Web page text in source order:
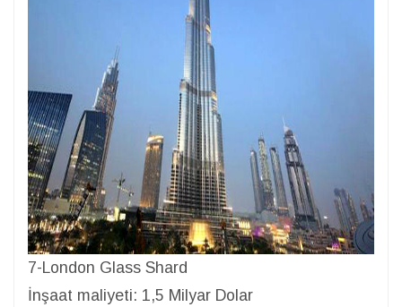
7-London Glass Shard
İnşaat maliyeti: 1,5 Milyar Dolar